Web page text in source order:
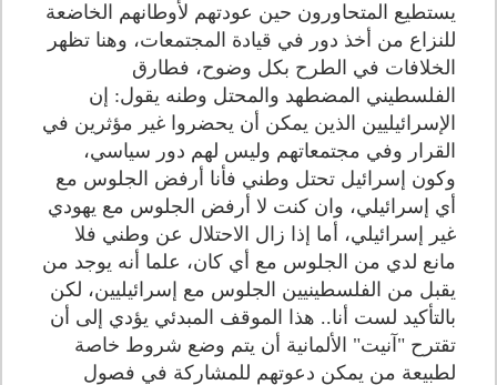
يستطيع المتحاورون حين عودتهم لأوطانهم الخاضعة
للنزاع من أخذ دور في قيادة المجتمعات، وهنا تظهر
الخلافات في الطرح بكل وضوح، فطارق
الفلسطيني المضطهد والمحتل وطنه يقول: إن
الإسرائيليين الذين يمكن أن يحضروا غير مؤثرين في
القرار وفي مجتمعاتهم وليس لهم دور سياسي،
وكون إسرائيل تحتل وطني فأنا أرفض الجلوس مع
أي إسرائيلي، وان كنت لا أرفض الجلوس مع يهودي
غير إسرائيلي، أما إذا زال الاحتلال عن وطني فلا
مانع لدي من الجلوس مع أي كان، علما أنه يوجد من
يقبل من الفلسطينيين الجلوس مع إسرائيليين، لكن
بالتأكيد لست أنا.. هذا الموقف المبدئي يؤدي إلى أن
تقترح "آنيت" الألمانية أن يتم وضع شروط خاصة
لطبيعة من يمكن دعوتهم للمشاركة في فصول